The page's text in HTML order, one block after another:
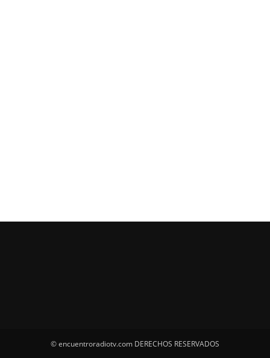
© encuentroradiotv.com DERECHOS RESERVADOS